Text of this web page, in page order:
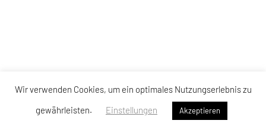
Wir verwenden Cookies, um ein optimales Nutzungserlebnis zu
gewährleisten.
Einstellungen Akzeptieren